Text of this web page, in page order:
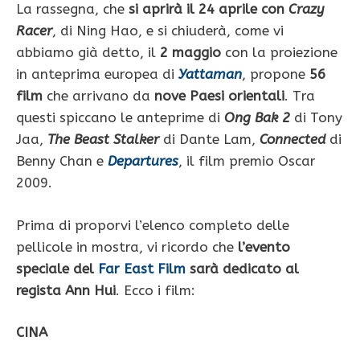
La rassegna, che si aprirà il 24 aprile con Crazy
Racer, di Ning Hao, e si chiuderà, come vi
abbiamo già detto, il 2 maggio con la proiezione
in anteprima europea di Yattaman, propone 56
film che arrivano da nove Paesi orientali. Tra
questi spiccano le anteprime di Ong Bak 2 di Tony
Jaa, The Beast Stalkerdi Dante Lam, Connecteddi
Benny Chan e Departures, il film premio Oscar
2009.
Prima di proporvi l’elenco completo delle
pellicole in mostra, vi ricordo che l’evento
speciale del Far East Film sarà dedicato al
regista Ann Hui. Ecco i film:
CINA